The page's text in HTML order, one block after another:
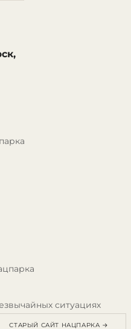
ситуациях
СТАРЫЙ САЙТ НАЦПАРКА →